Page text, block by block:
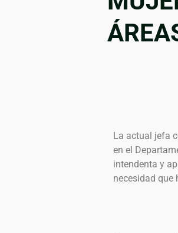
La actual jefa
en el
intendenta y
necesidad que